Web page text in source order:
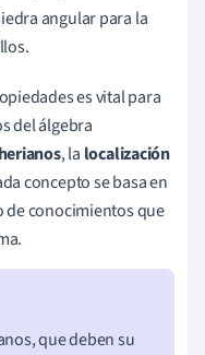
angular para la
es vital para
del álgebra
, la localización
concepto se basa en
conocimientos que
que deben su